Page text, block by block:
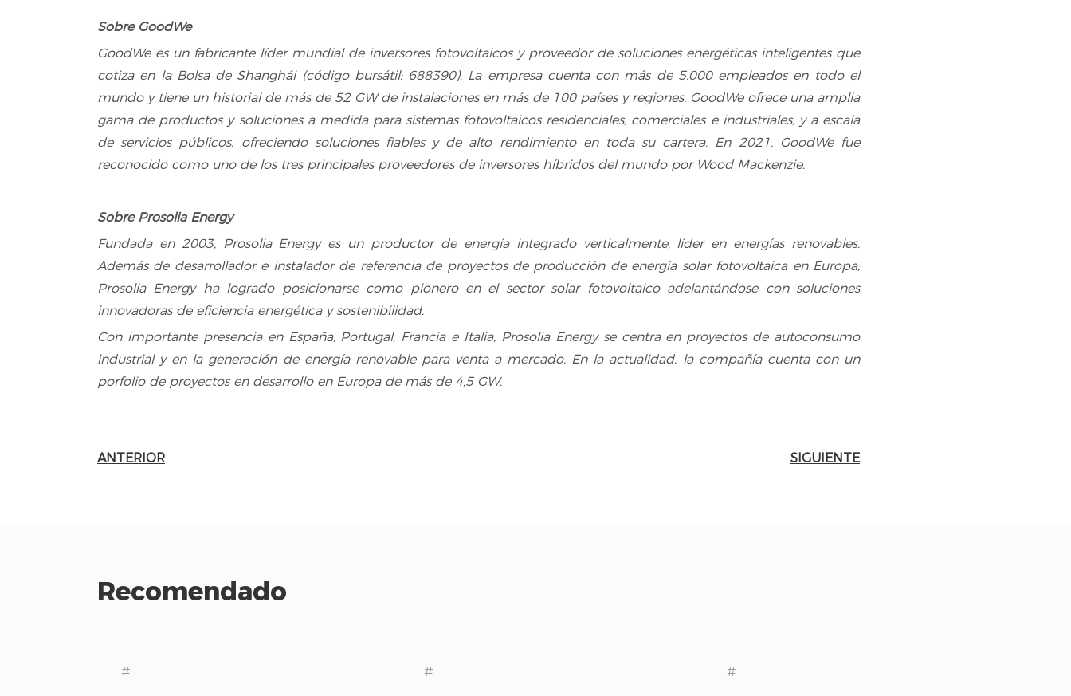
Sobre GoodWe
GoodWe es un fabricante líder mundial de inversores fotovoltaicos y proveedor de soluciones energéticas inteligentes que
cotiza en la Bolsa de Shanghái (código bursátil: 688390). La empresa cuenta con más de 5.000 empleados en todo el
mundo y tiene un historial de más de 52 GW de instalaciones en más de 100 países y regiones. GoodWe ofrece una amplia
gama de productos y soluciones a medida para sistemas fotovoltaicos residenciales, comerciales e industriales, y a escala
de servicios públicos, ofreciendo soluciones fiables y de alto rendimiento en toda su cartera. En 2021, GoodWe fue
reconocido como uno de los tres principales proveedores de inversores híbridos del mundo por Wood Mackenzie.
Sobre Prosolia Energy
Fundada en 2003, Prosolia Energy es un productor de energía integrado verticalmente, líder en energías renovables.
Además de desarrollador e instalador de referencia de proyectos de producción de energía solar fotovoltaica en Europa,
Prosolia Energy ha logrado posicionarse como pionero en el sector solar fotovoltaico adelantándose con soluciones
innovadoras de eficiencia energética y sostenibilidad.
Con importante presencia en España, Portugal, Francia e Italia, Prosolia Energy se centra en proyectos de autoconsumo
industrial y en la generación de energía renovable para venta a mercado. En la actualidad, la compañía cuenta con un
porfolio de proyectos en desarrollo en Europa de más de 4,5 GW.
ANTERIOR SIGUIENTE
Recomendado
# # #